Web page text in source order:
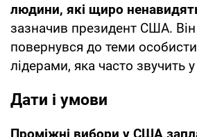
людини, які щиро
зазначив президент США.
повернувся до теми
лідерами, яка часто звучить
Дати і умови
Проміжні вибори у США